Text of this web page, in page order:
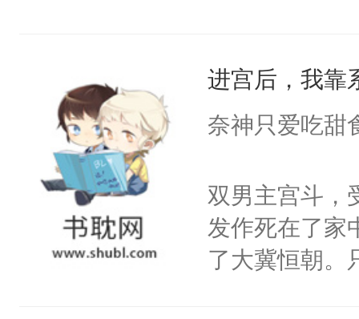
成为所有白莲
I，他们决定
莲花可不止有
点脑袋，看着
常见问题一：
教科书版：“
进宫后，我靠
奈神只爱吃甜
双男主宫斗，
发作死在了家
了大冀恒朝。